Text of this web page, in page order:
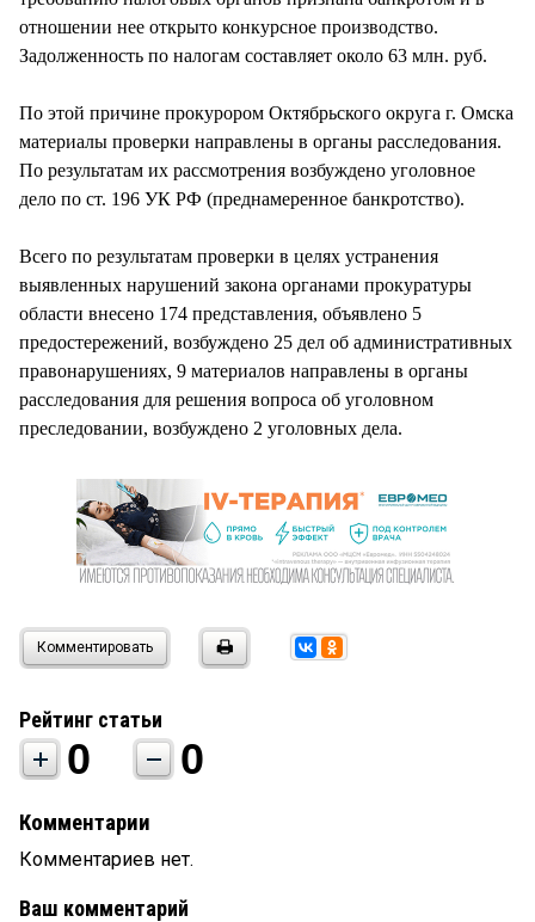
отношении нее открыто конкурсное производство.
Задолженность по налогам составляет около 63 млн. руб.
По этой причине прокурором Октябрьского округа г. Омска
материалы проверки направлены в органы расследования.
По результатам их рассмотрения возбуждено уголовное
дело по ст. 196 УК РФ (преднамеренное банкротство).
Всего по результатам проверки в целях устранения
выявленных нарушений закона органами прокуратуры
области внесено 174 представления, объявлено 5
предостережений, возбуждено 25 дел об административных
правонарушениях, 9 материалов направлены в органы
расследования для решения вопроса об уголовном
преследовании, возбуждено 2 уголовных дела.
Комментировать
Рейтинг статьи
0 0
Комментарии
Комментариев нет.
Ваш комментарий